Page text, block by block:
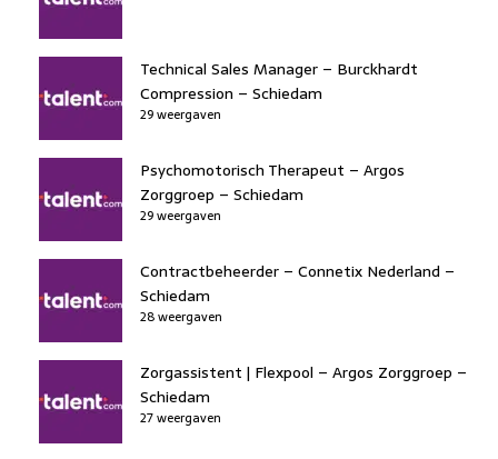
Technical Sales Manager – Burckhardt
Compression – Schiedam
29 weergaven
Psychomotorisch Therapeut – Argos
Zorggroep – Schiedam
29 weergaven
Contractbeheerder – Connetix Nederland –
Schiedam
28 weergaven
Zorgassistent | Flexpool – Argos Zorggroep –
Schiedam
27 weergaven